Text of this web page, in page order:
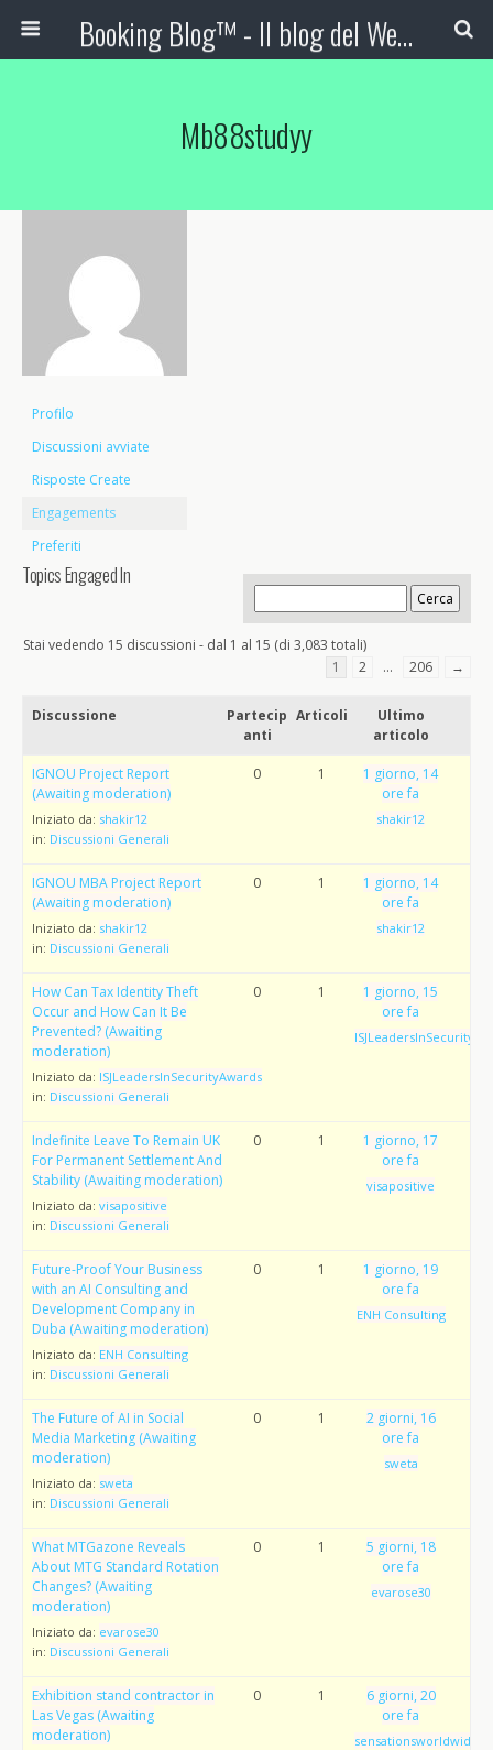
Booking Blog™ - Il blog del Web Marketing Turistico
Mb88studyy
Profilo
Discussioni avviate
Risposte Create
Engagements
Preferiti
Topics Engaged In
Stai vedendo 15 discussioni - dal 1 al 15 (di 3,083 totali)
1
2 … 206 →
Discussione
Partecip
anti
Articoli
Ultimo
articolo
IGNOU Project Report
(Awaiting moderation)
Iniziato da: shakir12
in: Discussioni Generali
0 1
1 giorno, 14
ore fa
shakir12
IGNOU MBA Project Report
(Awaiting moderation)
Iniziato da: shakir12
in: Discussioni Generali
0 1
1 giorno, 14
ore fa
shakir12
How Can Tax Identity Theft
Occur and How Can It Be
Prevented? (Awaiting
moderation)
Iniziato da: ISJLeadersInSecurityAwards
in: Discussioni Generali
0 1
1 giorno, 15
ore fa
Indefinite Leave To Remain UK
For Permanent Settlement And
Stability (Awaiting moderation)
Iniziato da: visapositive
in: Discussioni Generali
0 1
1 giorno, 17
ore fa
visapositive
Future-Proof Your Business
with an AI Consulting and
Development Company in
Duba (Awaiting moderation)
Iniziato da: ENH Consulting
in: Discussioni Generali
0 1
1 giorno, 19
ore fa
ENH Consulting
The Future of AI in Social
Media Marketing (Awaiting
moderation)
Iniziato da: sweta
in: Discussioni Generali
0 1
2 giorni, 16
ore fa
sweta
What MTGazone Reveals
About MTG Standard Rotation
Changes? (Awaiting
moderation)
Iniziato da: evarose30
in: Discussioni Generali
0 1
5 giorni, 18
ore fa
evarose30
Exhibition stand contractor in
Las Vegas (Awaiting
moderation)
0 1
6 giorni, 20
ore fa
sensationsworldwide